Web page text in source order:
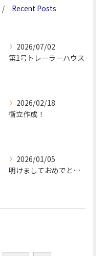
Recent Posts
2026/07/02
第1号トレーラーハウス
2026/02/18
衝立作成！
2026/01/05
明けましておめでとうございます！